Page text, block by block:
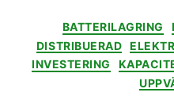
BATTERILAGRING
DISTRIBUERAD
INVESTERING